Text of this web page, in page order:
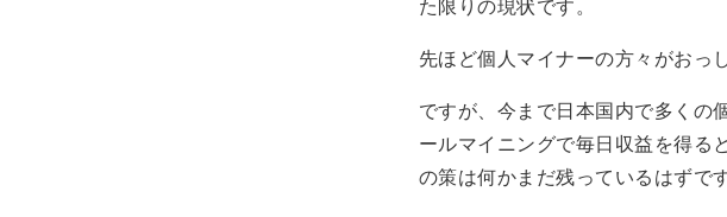
先ほど個人マイナーの方々がおっ
ですが、今まで日本国内で多くの
ールマイニングで毎日収益を得る
の策は何かまだ残っているはずです